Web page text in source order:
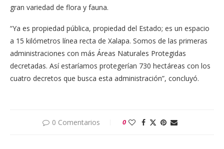
gran variedad de flora y fauna.
“Ya es propiedad pública, propiedad del Estado; es un espacio
a 15 kilómetros línea recta de Xalapa. Somos de las primeras
administraciones con más Áreas Naturales Protegidas
decretadas. Así estaríamos protegerían 730 hectáreas con los
cuatro decretos que busca esta administración”, concluyó.
0 Comentarios 0